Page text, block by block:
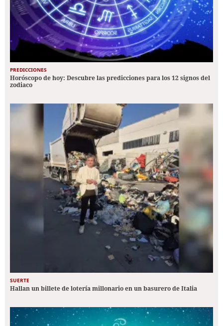
PREDICCIONES
Horóscopo de hoy: Descubre las predicciones para los 12 signos del
zodiaco
SUERTE
Hallan un billete de lotería millonario en un basurero de Italia